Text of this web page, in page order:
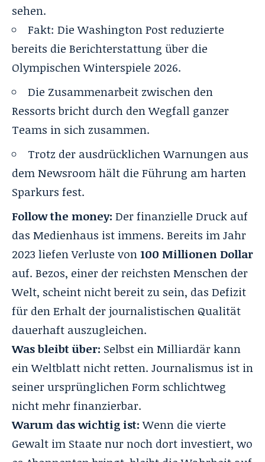
sehen.
Fakt: Die Washington Post reduzierte
bereits die Berichterstattung über die
Olympischen Winterspiele 2026.
Die Zusammenarbeit zwischen den
Ressorts bricht durch den Wegfall ganzer
Teams in sich zusammen.
Trotz der ausdrücklichen Warnungen aus
dem Newsroom hält die Führung am harten
Sparkurs fest.
Follow the money: Der finanzielle Druck auf
das Medienhaus ist immens. Bereits im Jahr
2023 liefen Verluste von100 Millionen Dollar
auf. Bezos, einer der reichsten Menschen der
Welt, scheint nicht bereit zu sein, das Defizit
für den Erhalt der journalistischen Qualität
dauerhaft auszugleichen.
Was bleibt über: Selbst ein Milliardär kann
ein Weltblatt nicht retten. Journalismus ist in
seiner ursprünglichen Form schlichtweg
nicht mehr finanzierbar.
Warum das wichtig ist:Wenn die vierte
Gewalt im Staate nur noch dort investiert, wo